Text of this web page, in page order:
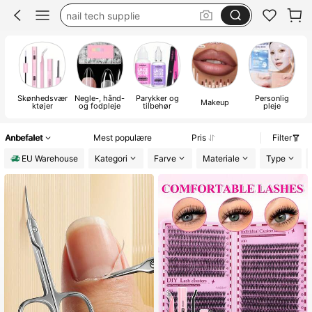
negle
nails
Skønhedsvær
ktøjer
Negle-, hånd-
og fodpleje
Parykker og
tilbehør Makeup Personlig
pleje
Anbefalet Mest populære Pris
Filter
EU Warehouse
Kategori Farve Materiale Type